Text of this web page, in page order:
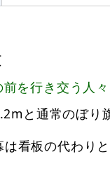
を行き交う人
と通常のぼり
は看板の代わり